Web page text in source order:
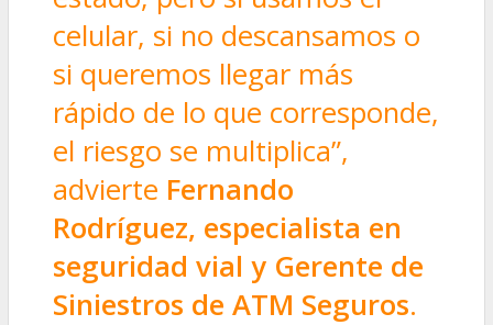
celular, si no descansamos o
si queremos llegar más
rápido de lo que corresponde,
el riesgo se multiplica”,
advierte Fernando
Rodríguez, especialista en
seguridad vial y Gerente de
Siniestros de ATM Seguros.